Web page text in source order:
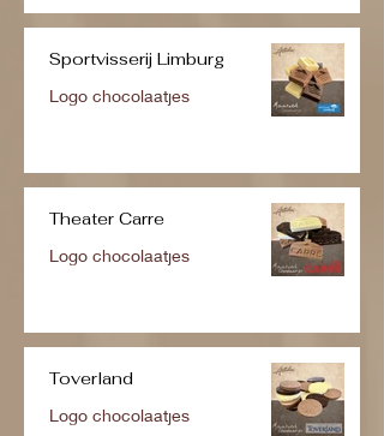
Sportvisserij Limburg
Logo chocolaatjes
Theater Carre
Logo chocolaatjes
Toverland
Logo chocolaatjes